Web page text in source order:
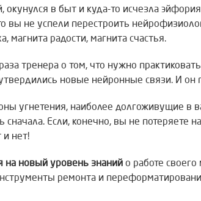
окунулся в быт и куда-то исчезла
вы не успели перестроить
магнита радости, магнита счастья.
тренера о том, что нужно
новые нейронные связи. И он
угнетения, наиболее долгоживущие в
сначала. Если, конечно, вы не потеряете
и нет!
на новый уровень знаний о работе своего
ремонта и